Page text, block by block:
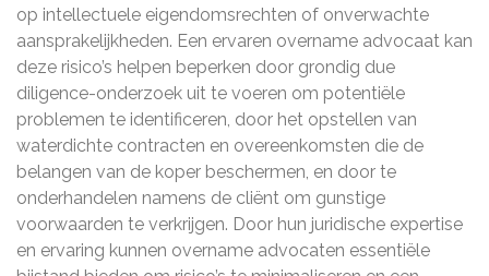
op intellectuele eigendomsrechten of onverwachte
aansprakelijkheden. Een ervaren overname advocaat kan
deze risico’s helpen beperken door grondig due
diligence-onderzoek uit te voeren om potentiële
problemen te identificeren, door het opstellen van
waterdichte contracten en overeenkomsten die de
belangen van de koper beschermen, en door te
onderhandelen namens de cliënt om gunstige
voorwaarden te verkrijgen. Door hun juridische expertise
en ervaring kunnen overname advocaten essentiële